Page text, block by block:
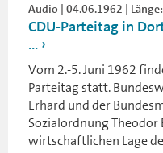
Audio | 04.06.1962 |
CDU-Parteitag in
...
Vom 2.-5. Juni 1962
Parteitag statt.
Erhard und der
Sozialordnung Theodor
wirtschaftlichen Lage